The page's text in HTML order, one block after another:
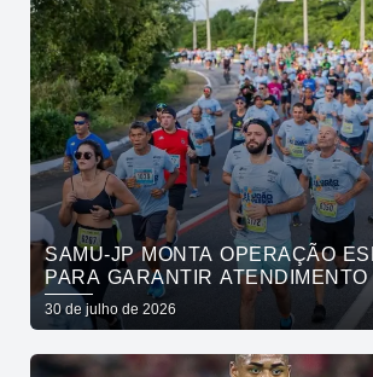
SAMU-JP MONTA OPERAÇÃO
PARA GARANTIR ATENDIMENTO
ATLETAS DA MARATONA
DE JOÃO PESSOA
30 de julho de 2026